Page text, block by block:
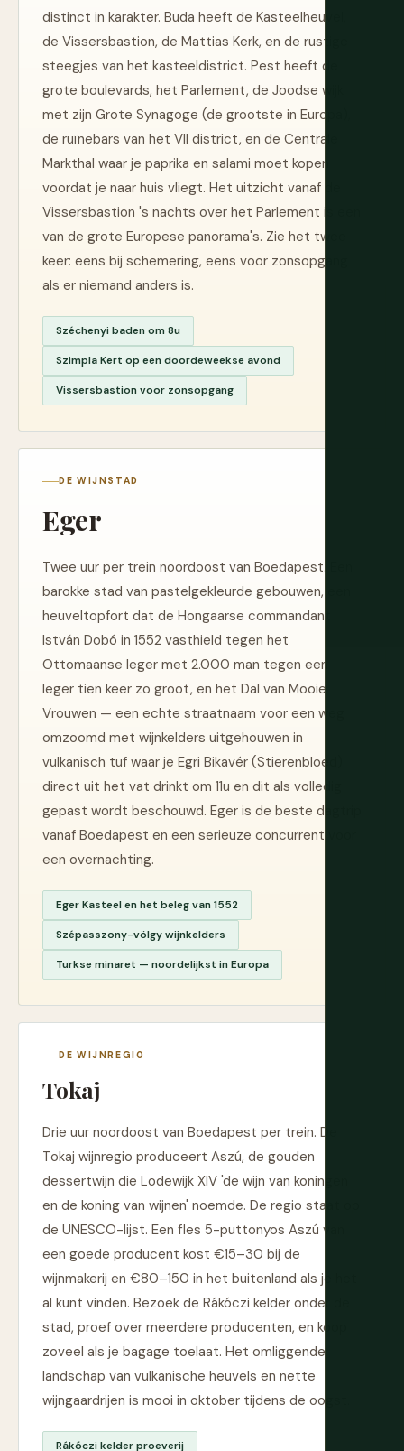
distinct in karakter. Buda heeft de Kasteelheuvel,
de Vissersbastion, de Mattias Kerk, en de rustige
steegjes van het kasteeldistrict. Pest heeft de
grote boulevards, het Parlement, de Joodse wijk
met zijn Grote Synagoge (de grootste in Europa),
de ruïnebars van het VII district, en de Centrale
Markthal waar je paprika en salami moet kopen
voordat je naar huis vliegt. Het uitzicht vanaf de
Vissersbastion 's nachts over het Parlement is een
van de grote Europese panorama's. Zie het twee
keer: eens bij schemering, eens voor zonsopgang
als er niemand anders is.
Széchenyi baden om 8u
Szimpla Kert op een doordeweekse avond
Vissersbastion voor zonsopgang
DE WIJNSTAD
Eger
Twee uur per trein noordoost van Boedapest. Een
barokke stad van pastelgekleurde gebouwen, een
heuveltopfort dat de Hongaarse commandant
István Dobó in 1552 vasthield tegen het
Ottomaanse leger met 2.000 man tegen een
leger tien keer zo groot, en het Dal van Mooie
Vrouwen — een echte straatnaam voor een weg
omzoomd met wijnkelders uitgehouwen in
vulkanisch tuf waar je Egri Bikavér (Stierenbloed)
direct uit het vat drinkt om 11u en dit als volledig
gepast wordt beschouwd. Eger is de beste dagtrip
vanaf Boedapest en een serieuze concurrent voor
een overnachting.
Eger Kasteel en het beleg van 1552
Szépasszony-völgy wijnkelders
Turkse minaret — noordelijkst in Europa
DE WIJNREGIO
Tokaj
Drie uur noordoost van Boedapest per trein. De
Tokaj wijnregio produceert Aszú, de gouden
dessertwijn die Lodewijk XIV 'de wijn van koningen
en de koning van wijnen' noemde. De regio staat op
de UNESCO-lijst. Een fles 5-puttonyos Aszú van
een goede producent kost €15–30 bij de
wijnmakerij en €80–150 in het buitenland als je het
al kunt vinden. Bezoek de Rákóczi kelder onder de
stad, proef over meerdere producenten, en koop
zoveel als je bagage toelaat. Het omliggende
landschap van vulkanische heuvels en nette
wijngaardrijen is mooi in oktober tijdens de oogst.
Rákóczi kelder proeverij